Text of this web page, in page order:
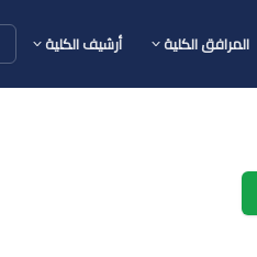
المرافق الكلية أرشيف الكلية